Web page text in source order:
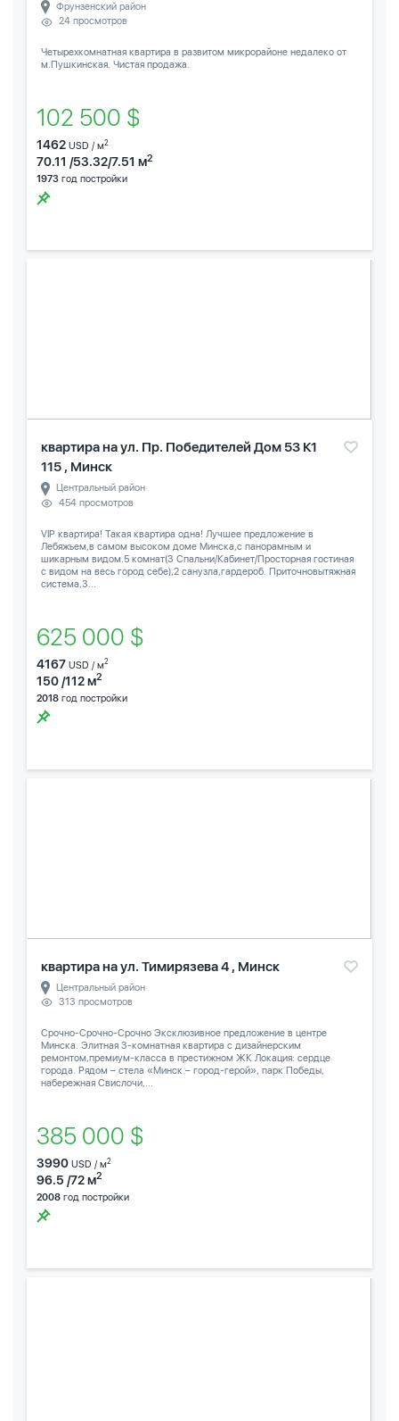
Фрунзенский район
24 просмотров
Четырехкомнатная квартира в развитом микрорайоне недалеко от
м.Пушкинская. Чистая продажа.
102 500 $
1462 USD / м2
70.11 /53.32/7.51 м2
1973 год постройки
квартира на ул. Пр. Победителей Дом 53 К1
115 , Минск
Центральный район
454 просмотров
VIP квартира! Такая квартира одна! Лучшее предложение в
Лебяжьем,в самом высоком доме Минска,с панорамным и
шикарным видом.5 комнат(3 Спальни/Кабинет/Просторная гостиная
с видом на весь город себе),2 санузла,гардероб. Приточновытяжная
система,3...
625 000 $
4167 USD / м2
150 /112 м2
2018 год постройки
квартира на ул. Тимирязева 4 , Минск
Центральный район
313 просмотров
Срочно-Срочно-Срочно Эксклюзивное предложение в центре
Минска. Элитная 3-комнатная квартира с дизайнерским
ремонтом,премиум-класса в престижном ЖК Локация: сердце
города. Рядом – стела «Минск – город-герой», парк Победы,
набережная Свислочи,...
385 000 $
3990 USD / м2
96.5 /72 м2
2008 год постройки